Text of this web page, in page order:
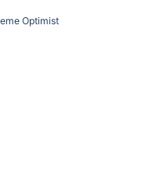
Optimist